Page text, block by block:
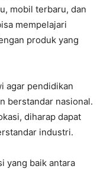
mobil terbaru, dan
mempelajari
produk yang
agar pendidikan
berstandar nasional.
diharap dapat
industri.
yang baik antara